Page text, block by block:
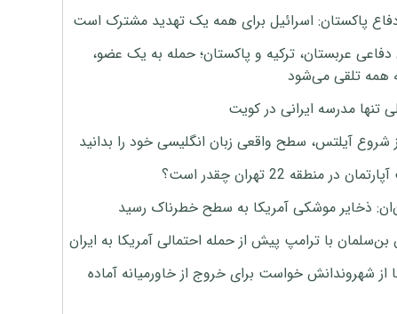
پاکستان: اسرائیل برای همه یک تهدید مشترک است
دفاعی عربستان، ترکیه و پاکستان؛ حمله به یک عضو،
همه تلقی می‌شود
تنها مدرسه ایرانی در کویت
شروع آیلتس، سطح واقعی زبان انگلیسی خود را بدانید
در منطقه 22 تهران چقدر است؟
ذخایر موشکی آمریکا به سطح خطرناک رسید
با ترامپ پیش از حمله احتمالی آمریکا به ایران
از شهروندانش خواست برای خروج از خاورمیانه آماده